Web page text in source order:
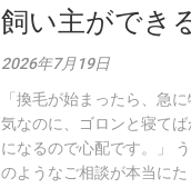
飼い主ができ
2026年7月19日
「換毛が始まったら、急
気なのに、ゴロンと寝て
になるので心配です。」
のようなご相談が本当にた